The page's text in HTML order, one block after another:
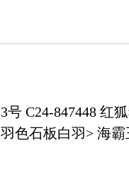
3号 C24-847448 红
羽色石板白羽> 海